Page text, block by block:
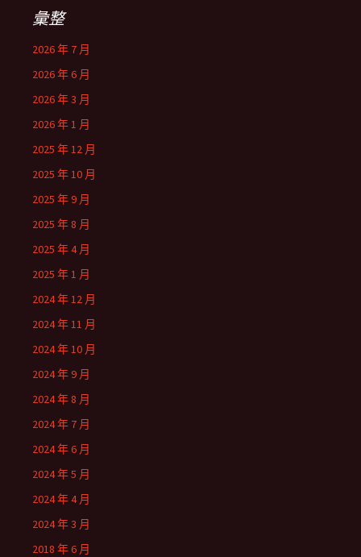
彙整
2026 年 7 月
2026 年 6 月
2026 年 3 月
2026 年 1 月
2025 年 12 月
2025 年 10 月
2025 年 9 月
2025 年 8 月
2025 年 4 月
2025 年 1 月
2024 年 12 月
2024 年 11 月
2024 年 10 月
2024 年 9 月
2024 年 8 月
2024 年 7 月
2024 年 6 月
2024 年 5 月
2024 年 4 月
2024 年 3 月
2018 年 6 月